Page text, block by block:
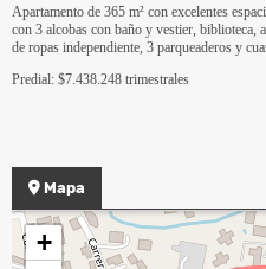
Apartamento de 365 m² con excelentes
con 3 alcobas con baño y vestier, biblioteca,
de ropas independiente, 3 parqueaderos y
Predial: $7.438.248 trimestrales
Mapa
+